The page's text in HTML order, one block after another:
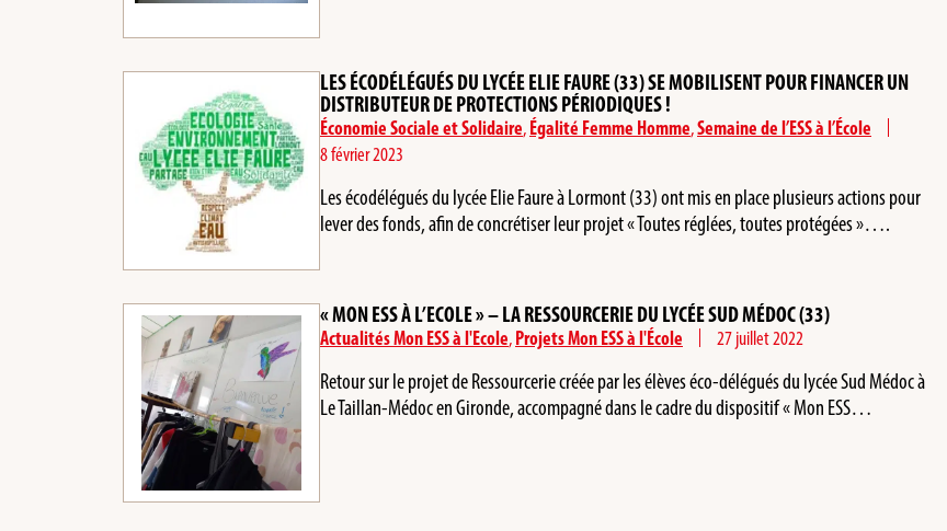
LES ÉCODÉLÉGUÉS DU LYCÉE ELIE FAURE (33) SE MOBILISENT POUR FINANCER UN
DISTRIBUTEUR DE PROTECTIONS PÉRIODIQUES !
Économie Sociale et Solidaire,Égalité Femme Homme,Semaine de l’ESS à l’École
8 février 2023
Les écodélégués du lycée Elie Faure à Lormont (33) ont mis en place plusieurs actions pour
lever des fonds, afin de concrétiser leur projet « Toutes réglées, toutes protégées »….
« MON ESS À L’ECOLE » – LA RESSOURCERIE DU LYCÉE SUD MÉDOC (33)
Actualités Mon ESS à l'Ecole,Projets Mon ESS à l'École 27 juillet 2022
Retour sur le projet de Ressourcerie créée par les élèves éco-délégués du lycée Sud Médoc à
Le Taillan-Médoc en Gironde, accompagné dans le cadre du dispositif « Mon ESS…